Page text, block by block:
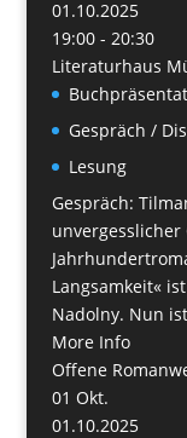
01.10.2025
19:00 - 20:30
Literaturhaus
Gespräch /
Lesung
Gespräch:
unvergesslicher
Langsamkeit«
Nadolny. Nun
More Info
Offene
01 Okt.
01.10.2025